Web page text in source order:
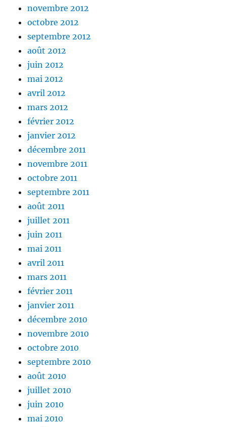
novembre 2012
octobre 2012
septembre 2012
août 2012
juin 2012
mai 2012
avril 2012
mars 2012
février 2012
janvier 2012
décembre 2011
novembre 2011
octobre 2011
septembre 2011
août 2011
juillet 2011
juin 2011
mai 2011
avril 2011
mars 2011
février 2011
janvier 2011
décembre 2010
novembre 2010
octobre 2010
septembre 2010
août 2010
juillet 2010
juin 2010
mai 2010